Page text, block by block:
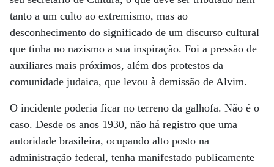
tanto a um culto ao extremismo, mas ao
desconhecimento do significado de um discurso cultural
que tinha no nazismo a sua inspiração. Foi a pressão de
auxiliares mais próximos, além dos protestos da
comunidade judaica, que levou à demissão de Alvim.
O incidente poderia ficar no terreno da galhofa. Não é o
caso. Desde os anos 1930, não há registro que uma
autoridade brasileira, ocupando alto posto na
administração federal, tenha manifestado publicamente